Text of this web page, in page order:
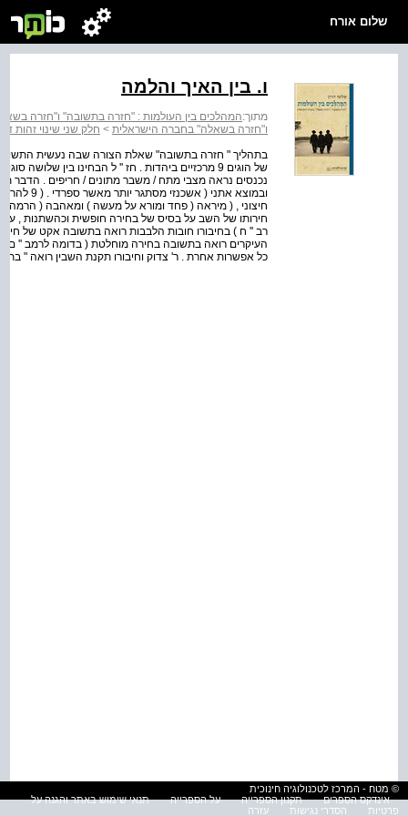
שלום אורח
ו. בין האיך והלמה
מתוך:המהלכים בין העולמות : "חזרה בתשובה" ו"חזרה
ו"חזרה בשאלה" בחברה הישראלית > חלק שני שינוי זהות
בתהליך " חזרה בתשובה" שאלת הצורה שבה נעשית
נכנסים נראה מצבי מתח / משבר מתונים / חריפים . הדבר
ובמוצא
חיצוני , ( מיראה ( פחד ומורא על מעשה ) ומאהבה ( הרמה
חירותו של השב על בסיס של בחירה חופשית וכהשתנות ,
רב '' ח ) בחיבורו חובות הלבבות רואה בתשובה אקט של
העיקרים רואה בתשובה בחירה מוחלטת ( בדומה לרמב '' ם )
כל אפשרות אחרת . ר' צדוק וחיבורו תקנת השבין רואה "
© מטח - המרכז לטכנולוגיה חינוכית
אינדקס הספרים
תקנון הספרייה על הספרייה
תנאי שימוש באתר והגנה על
פרטיות
הסדרי נגישות עזרה